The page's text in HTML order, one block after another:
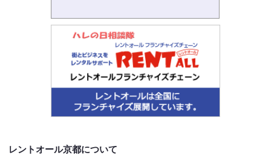
レントオール京都について